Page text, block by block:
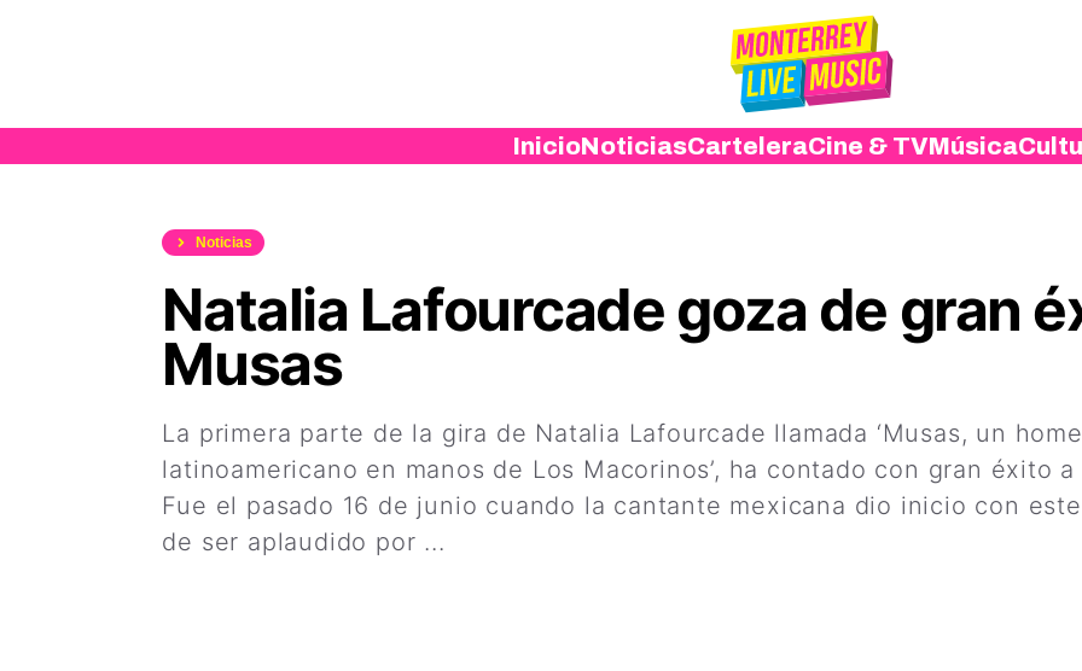
InicioNoticiasCarteleraCine & TVMúsica
Noticias
Natalia Lafourcade goza de gran
Musas
La primera parte de la gira de Natalia Lafourcade llamada ‘Musas, un
latinoamericano en manos de Los Macorinos’, ha contado con gran éxito
Fue el pasado 16 de junio cuando la cantante mexicana dio inicio con
de ser aplaudido por ...